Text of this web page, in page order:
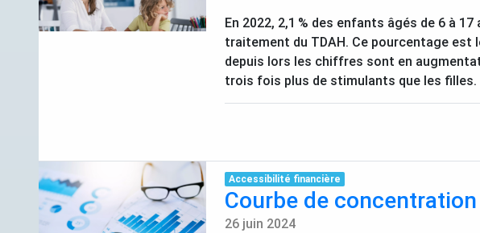
En 2022, 2,1 % des enfants âgés de 6 à
traitement du TDAH. Ce pourcentage est
depuis lors les chiffres sont en
trois fois plus de stimulants que les filles.
Accessibilité financière
Courbe de
26 juin 2024